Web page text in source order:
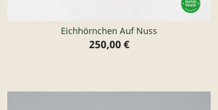
Eichhörnchen Auf Nuss
Preis
250,00 €